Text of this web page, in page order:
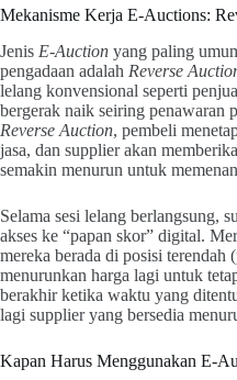
Mekanisme Kerja E-Auctions:
Jenis E-Auction yang paling
pengadaan adalah Reverse
lelang konvensional seperti
bergerak naik seiring penawaran
Reverse Auction, pembeli
jasa, dan supplier akan
semakin menurun untuk
Selama sesi lelang berlangsung,
akses ke “papan skor” digital.
mereka berada di posisi terendah
menurunkan harga lagi untuk
berakhir ketika waktu yang
lagi supplier yang bersedia
Kapan Harus Menggunakan E-